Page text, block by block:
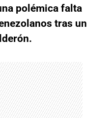
polémica falta
tras un